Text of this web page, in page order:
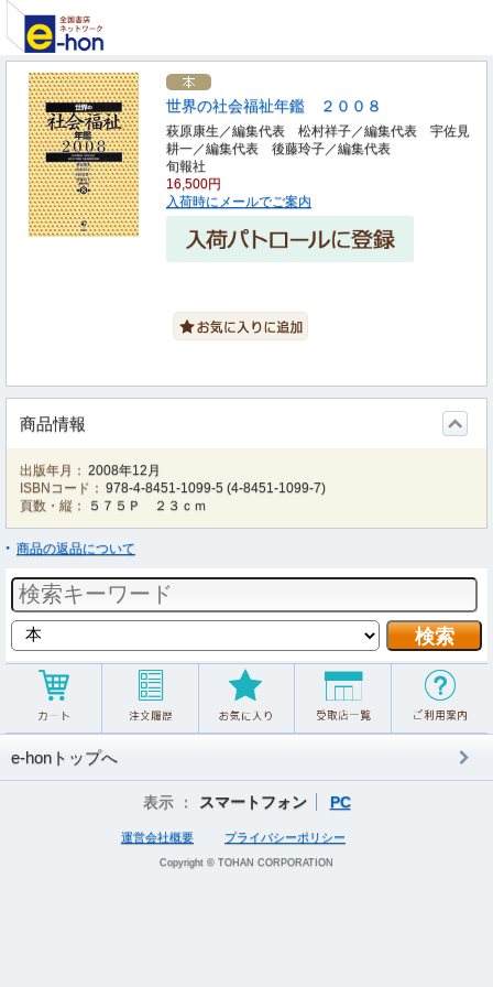
世界の社会福祉年鑑 ２００８
萩原康生／編集代表 松村祥子／編集代表 宇佐見
耕一／編集代表 後藤玲子／編集代表
旬報社
16,500円
入荷時にメールでご案内
商品情報
出版年月： 2008年12月
ISBNコード： 978-4-8451-1099-5 (4-8451-1099-7)
頁数・縦：
５７５Ｐ ２３ｃｍ
商品の返品について
e-honトップへ
表示 ： スマートフォン PC
運営会社概要 プライバシーポリシー
Copyright © TOHAN CORPORATION